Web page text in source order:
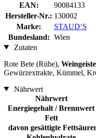
EAN:
90084133
Hersteller-Nr.: 130002
Marke:
STAUD‘S
Bundesland: Wien
Zutaten
Rote Bete (Rübe),
Gewürzextrakte, Kümmel,
Nährwert
Nährwert
Energiegehalt / Brennwert
Fett
davon gesättigte